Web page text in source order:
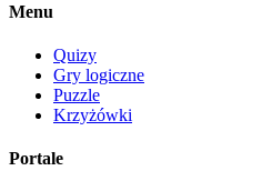
Menu
Quizy
Gry logiczne
Puzzle
Krzyżówki
Portale